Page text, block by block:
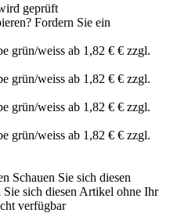
geprüft
Fordern Sie ein
Schauen Sie sich diesen
Sie sich diesen Artikel ohne Ihr
verfügbar